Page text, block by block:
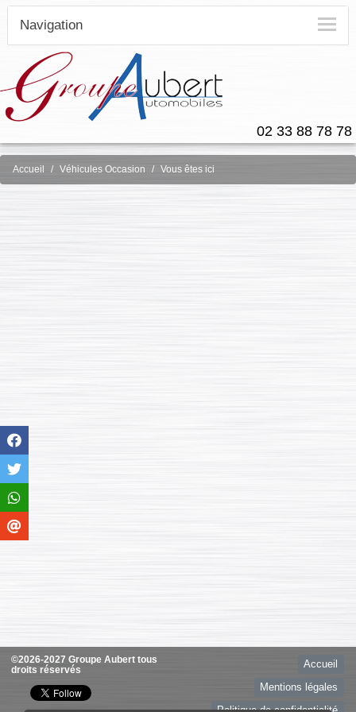
02 33 88 78 78
Navigation
Accueil Véhicules Occasion Vous êtes ici
©2026-2027 Groupe Aubert tous
droits réservés
Accueil
Mentions légales